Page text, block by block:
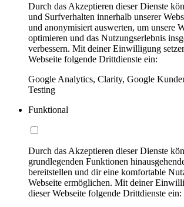
Durch das Akzeptieren dieser Dienste
und Surfverhalten innerhalb unserer
und anonymisiert auswerten, um unsere
optimieren und das Nutzungserlebnis
verbessern. Mit deiner Einwilligung
Webseite folgende Drittdienste ein:
Google Analytics, Clarity, Google
Testing
Funktional
Durch das Akzeptieren dieser Dienste
grundlegenden Funktionen
bereitstellen und dir eine komfortable
Webseite ermöglichen. Mit deiner
dieser Webseite folgende Drittdienste ein: